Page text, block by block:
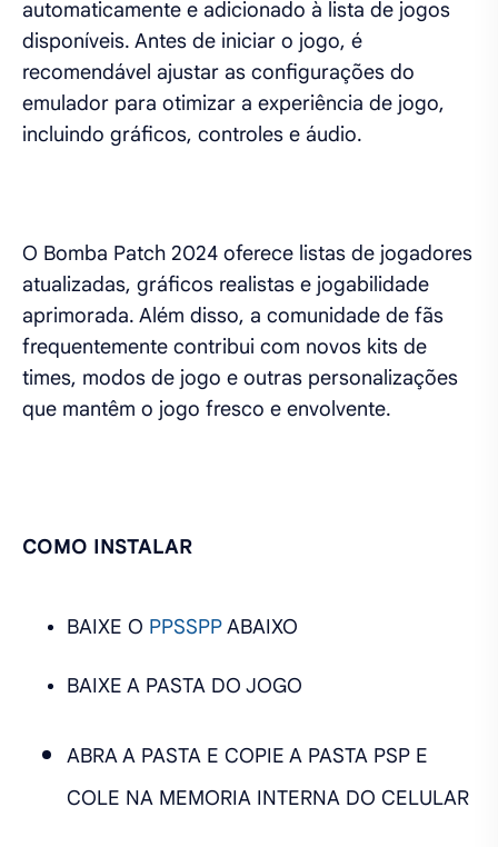
automaticamente e adicionado à lista de jogos
disponíveis. Antes de iniciar o jogo, é
recomendável ajustar as configurações do
emulador para otimizar a experiência de jogo,
incluindo gráficos, controles e áudio.
O Bomba Patch 2024 oferece listas de jogadores
atualizadas, gráficos realistas e jogabilidade
aprimorada. Além disso, a comunidade de fãs
frequentemente contribui com novos kits de
times, modos de jogo e outras personalizações
que mantêm o jogo fresco e envolvente.
COMO INSTALAR
BAIXE O PPSSPPABAIXO
BAIXE A PASTA DO JOGO
ABRA A PASTA E COPIE A PASTA PSP E
COLE NA MEMORIA INTERNA DO CELULAR